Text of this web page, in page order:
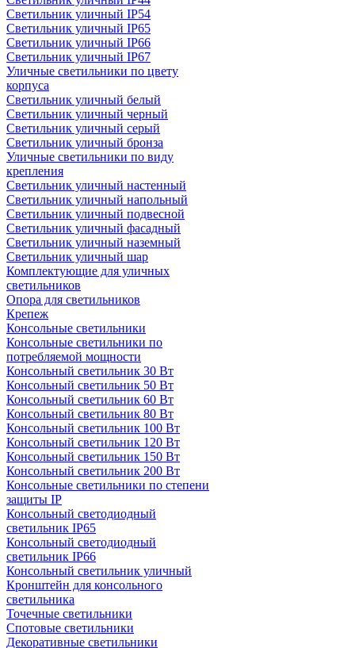
Светильник уличный IP54
Светильник уличный IP65
Светильник уличный IP66
Светильник уличный IP67
Уличные светильники по цвету
корпуса
Светильник уличный белый
Светильник уличный черный
Светильник уличный серый
Светильник уличный бронза
Уличные светильники по виду
крепления
Светильник уличный настенный
Светильник уличный напольный
Светильник уличный подвесной
Светильник уличный фасадный
Светильник уличный наземный
Cветильник уличный шар
Комплектующие для уличных
светильников
Опора для светильников
Крепеж
Консольные светильники
Консольные светильники по
потребляемой мощности
Консольный светильник 30 Вт
Консольный светильник 50 Вт
Консольный светильник 60 Вт
Консольный светильник 80 Вт
Консольный светильник 100 Вт
Консольный светильник 120 Вт
Консольный светильник 150 Вт
Консольный светильник 200 Вт
Консольные светильники по степени
защиты IP
Консольный светодиодный
светильник IP65
Консольный светодиодный
светильник IP66
Консольный светильник уличный
Кронштейн для консольного
светильника
Точечные светильники
Спотовые светильники
Декоративные светильники